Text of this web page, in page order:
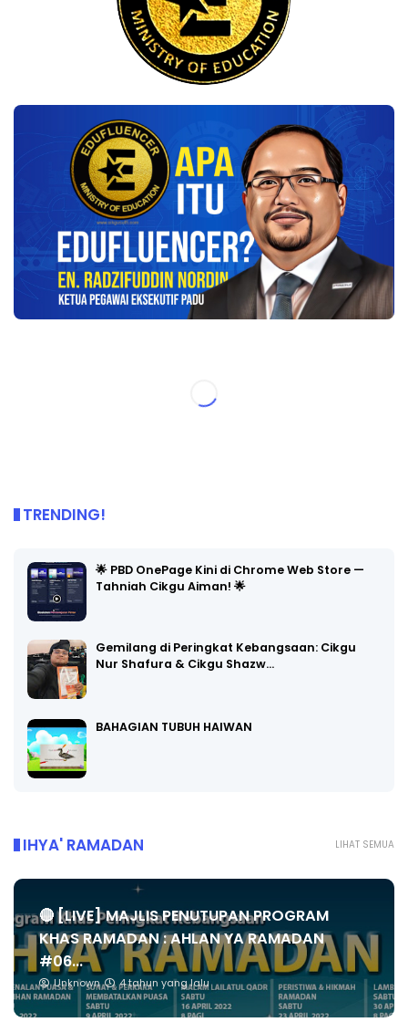
TRENDING!
🌟 PBD OnePage Kini di Chrome Web Store —
Tahniah Cikgu Aiman! 🌟
Gemilang di Peringkat Kebangsaan: Cikgu
Nur Shafura & Cikgu Shazw…
BAHAGIAN TUBUH HAIWAN
LIHAT SEMUA
IHYA' RAMADAN
🔴 [LIVE] MAJLIS PENUTUPAN PROGRAM
KHAS RAMADAN : AHLAN YA RAMADAN
#06...
Unknown 4 tahun yang lalu